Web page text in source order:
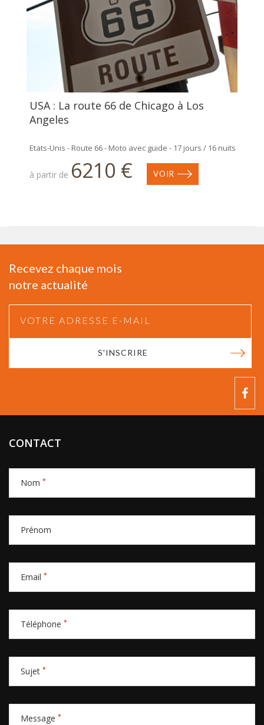
USA : La route 66 de Chicago à Los
Angeles
Etats-Unis - Route 66 - Moto avec guide - 17 jours / 16 nuits
à partir de 6210 € VOIR
Recevez chaque mois
notre actualité
S'INSCRIRE
CONTACT
Nom *
Prénom
Email *
Téléphone *
Sujet *
Message *